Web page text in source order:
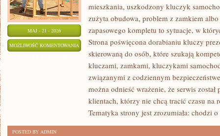
MAJ - 21 - 2026
MOŻLIWOŚĆ KOMENTOWANIA DORABIANIE
KLUCZYKÓW
mieszkania, uszkodzony kluczyk
zużyta obudowa, problem z zamkiem
zapasowego kompletu to sytuacje, w
Strona poświęcona dorabianiu kluczy
skierowaną do osób, które szukają
kluczami, zamkami, kluczykami
związanymi z codziennym
można odnieść wrażenie, że serwis
klientach, którzy nie chcą tracić czasu na
Tematyka strony jest zrozumiała: chodzi
POSTED BY ADMIN